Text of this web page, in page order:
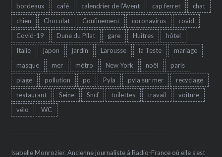
bordeaux
café calendrier de l'Avent cap ferret
chat
chien
Chocolat Confinement coronavirus
covid
Covid-19
Dune du Pilat gare Huîtres
hôtel
Italie
japon jardin Larousse la Teste
mariage
masque
mer métro New York noêl
paris
plage
pollution pq Pyla pyla sur mer
recyclage
restaurant
Seine Sncf toilettes travail
voiture
vélo
WC
Isabelle Monrozier. Ancienne journaliste à Radio-France où elle s'est